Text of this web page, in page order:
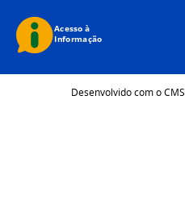
Desenvolvido com o